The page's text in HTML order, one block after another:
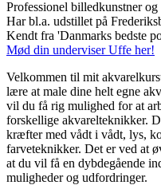
Professionel billedkunstner
Har bl.a. udstillet på
Kendt fra 'Danmarks bedste
Mød din underviser Uffe her!
Velkommen til mit
lære at male dine helt egne
vil du få rig mulighed for at
forskellige akvarelteknikker.
kræfter med vådt i vådt, lys,
farveteknikker. Det er ved at
at du vil få en dybdegående
muligheder og udfordringer.